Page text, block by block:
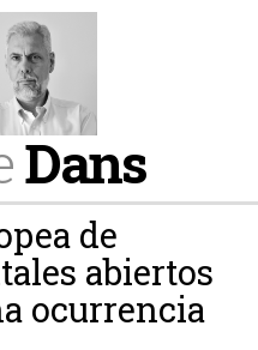
Dans
de
abiertos
ocurrencia